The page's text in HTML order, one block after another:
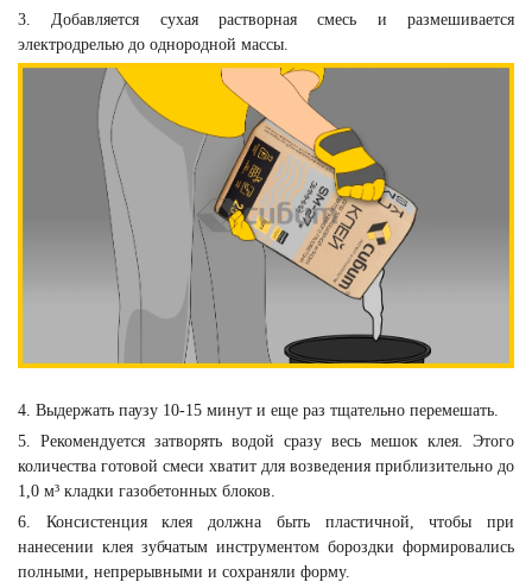
3. Добавляется сухая растворная смесь и размешивается
электродрелью до однородной массы.
4. Выдержать паузу 10-15 минут и еще раз тщательно перемешать.
5. Рекомендуется затворять водой сразу весь мешок клея. Этого
количества готовой смеси хватит для возведения приблизительно до
1,0 м³ кладки газобетонных блоков.
6. Консистенция клея должна быть пластичной, чтобы при
нанесении клея зубчатым инструментом бороздки формировались
полными, непрерывными и сохраняли форму.